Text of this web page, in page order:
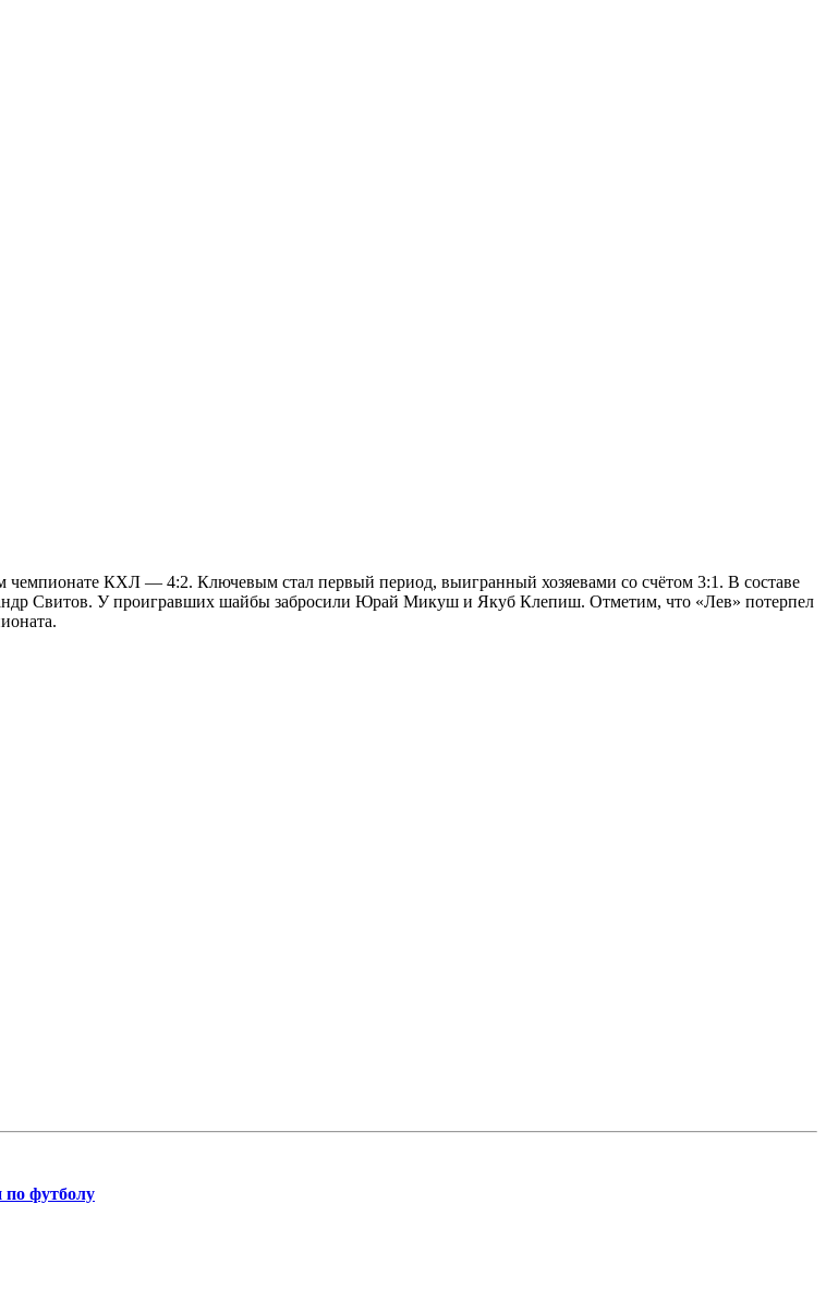
КХЛ — 4:2. Ключевым стал первый период, выигранный хозяевами со счётом 3:1. В составе
Свитов. У проигравших шайбы забросили Юрай Микуш и Якуб Клепиш. Отметим, что «Лев» потерпел
по футболу